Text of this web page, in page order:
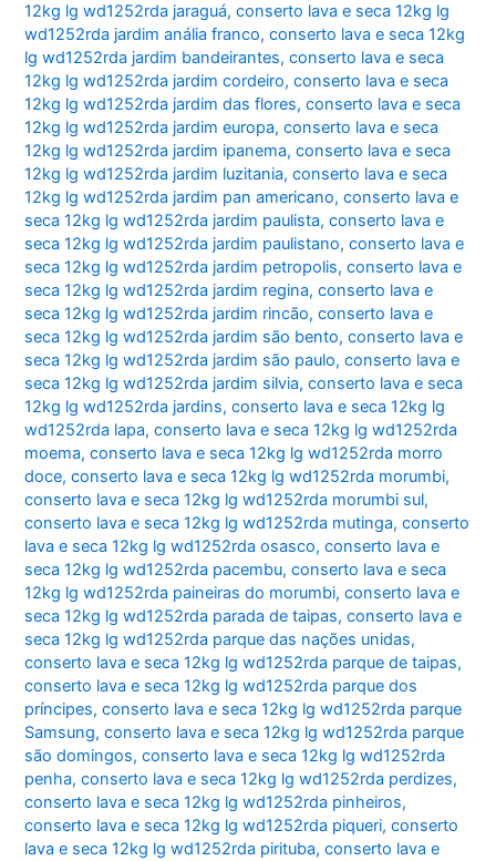
12kg lg wd1252rda jaraguá,conserto lava e seca 12kg lg
wd1252rda jardim anália franco,conserto lava e seca 12kg
lg wd1252rda jardim bandeirantes,conserto lava e seca
12kg lg wd1252rda jardim cordeiro,conserto lava e seca
12kg lg wd1252rda jardim das flores,conserto lava e seca
12kg lg wd1252rda jardim europa,conserto lava e seca
12kg lg wd1252rda jardim ipanema,conserto lava e seca
12kg lg wd1252rda jardim luzitania,conserto lava e seca
12kg lg wd1252rda jardim pan americano,conserto lava e
seca 12kg lg wd1252rda jardim paulista,conserto lava e
seca 12kg lg wd1252rda jardim paulistano,conserto lava e
seca 12kg lg wd1252rda jardim petropolis,conserto lava e
seca 12kg lg wd1252rda jardim regina,conserto lava e
seca 12kg lg wd1252rda jardim rincão,conserto lava e
seca 12kg lg wd1252rda jardim são bento,conserto lava e
seca 12kg lg wd1252rda jardim são paulo,conserto lava e
seca 12kg lg wd1252rda jardim silvia,conserto lava e seca
12kg lg wd1252rda jardins,conserto lava e seca 12kg lg
wd1252rda lapa,conserto lava e seca 12kg lg wd1252rda
moema,conserto lava e seca 12kg lg wd1252rda morro
doce,conserto lava e seca 12kg lg wd1252rda morumbi,
conserto lava e seca 12kg lg wd1252rda morumbi sul,
conserto lava e seca 12kg lg wd1252rda mutinga,conserto
lava e seca 12kg lg wd1252rda osasco,conserto lava e
seca 12kg lg wd1252rda pacembu,conserto lava e seca
12kg lg wd1252rda paineiras do morumbi,conserto lava e
seca 12kg lg wd1252rda parada de taipas,conserto lava e
seca 12kg lg wd1252rda parque das nações unidas,
conserto lava e seca 12kg lg wd1252rda parque de taipas,
conserto lava e seca 12kg lg wd1252rda parque dos
príncipes,conserto lava e seca 12kg lg wd1252rda parque
Samsung,conserto lava e seca 12kg lg wd1252rda parque
são domingos,conserto lava e seca 12kg lg wd1252rda
penha,conserto lava e seca 12kg lg wd1252rda perdizes,
conserto lava e seca 12kg lg wd1252rda pinheiros,
conserto lava e seca 12kg lg wd1252rda piqueri,conserto
lava e seca 12kg lg wd1252rda pirituba,conserto lava e